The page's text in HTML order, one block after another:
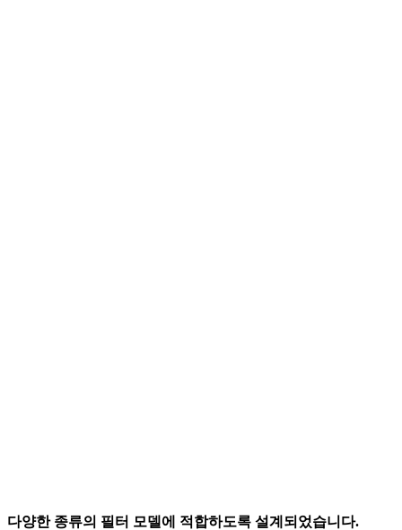
다양한 종류의 필터 모델에 적합하도록 설계되었습니다.